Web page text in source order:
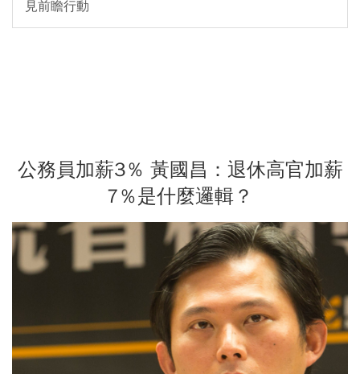
見前瞻行動
公務員加薪3％ 黃國昌：退休高官加薪
7％是什麼邏輯？